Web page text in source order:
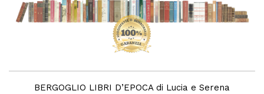
BERGOGLIO LIBRI D’EPOCA di Lucia e Serena